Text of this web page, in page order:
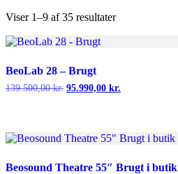
Viser 1–9 af 35 resultater
BeoLab 28 – Brugt
139.500,00kr. Den
95.990,00 kr.
Beosound Theatre 55″ Brugt i butik